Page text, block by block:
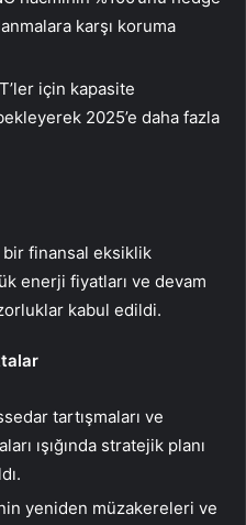
karşı koruma
için kapasite
2025’e daha fazla
bir finansal eksiklik
enerji fiyatları ve devam
kabul edildi.
tartışmaları ve
ışığında stratejik planı
yeniden müzakereleri ve